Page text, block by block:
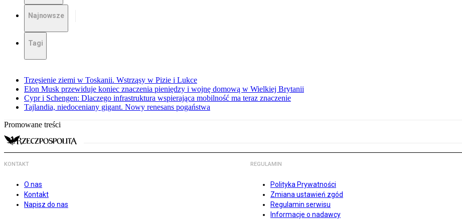
Najnowsze
Tagi
Trzęsienie ziemi w Toskanii. Wstrząsy w Pizie i Lukce
Elon Musk przewiduje koniec znaczenia pieniędzy i wojnę domową w Wielkiej Brytanii
Cypr i Schengen: Dlaczego infrastruktura wspierająca mobilność ma teraz znaczenie
Tajlandia, niedoceniany gigant. Nowy renesans pogaństwa
Promowane treści
KONTAKT
O nas
Kontakt
Napisz do nas
REGULAMIN
Polityka Prywatności
Zmiana ustawień zgód
Regulamin serwisu
Informacje o nadawcy